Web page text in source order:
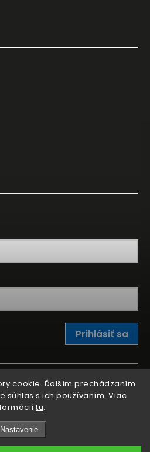
cookie. Ďalším prechádzaním
súhlas s ich používaním. Viac
tu.
Nastavenie
Prihlásiť sa